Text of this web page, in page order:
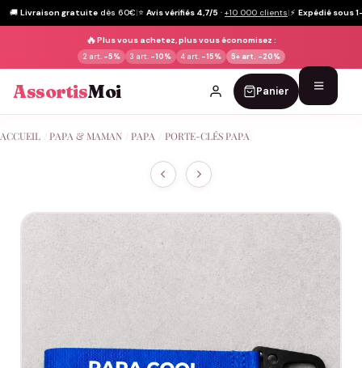
🚚 Livraison gratuite dès 60€|⭐ Avis vérifiés 4,7/5 · +10 000 clients|⚡ Expédié sous
🔥Plus vous achetez, plus vous économisez :
2 art. -5% 3 art. -10% 4 art. -15% 5+ art. -20%
AssortisMoi Panier
au
ACCUEIL PAPA & MAMAN PAPA PORTE-CLÉS PAPA